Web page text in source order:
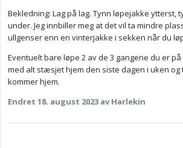
Bekledning: Lag på lag. Tynn løpejakke ytterst,
under. Jeg innbiller meg at det vil ta mindre
ullgenser enn en vinterjakke i sekken når du
Eventuelt bare løpe 2 av de 3 gangene du er
med alt stæsjet hjem den siste dagen i uken og
kommer hjem.
Endret 18. august 2023 av Harlekin